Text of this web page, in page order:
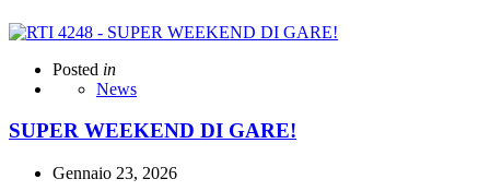
Posted in
News
SUPER WEEKEND DI GARE!
Gennaio 23, 2026